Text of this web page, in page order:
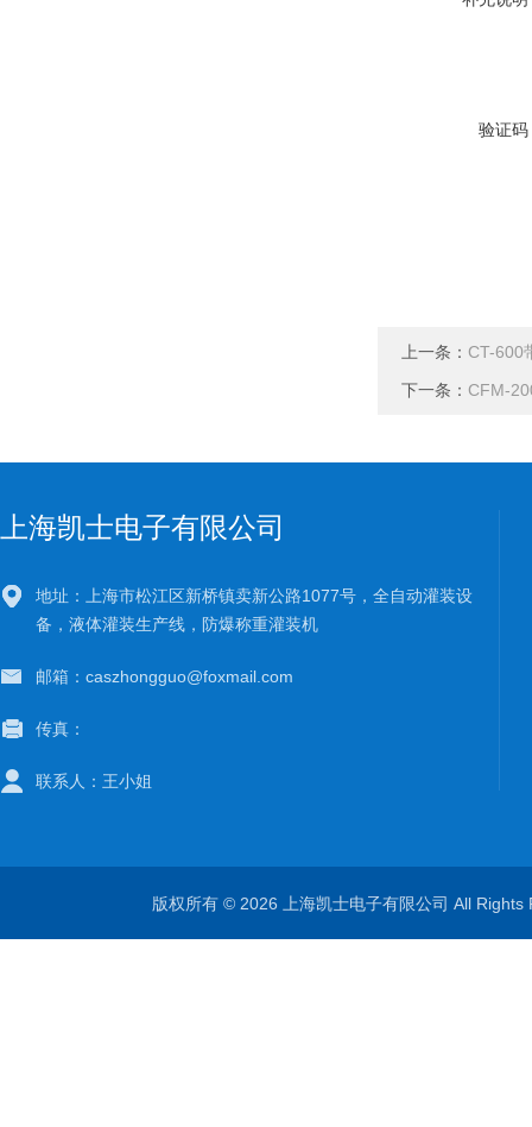
验证码
上一条： CT-600
下一条： CFM-
上海凯士电子有限公司
地址：上海市松江区新桥镇卖新公路1077号，全自动灌装设
备，液体灌装生产线，防爆称重灌装机
邮箱：caszhongguo@foxmail.com
传真：
联系人：王小姐
版权所有 © 2026 上海凯士电子有限公司 All